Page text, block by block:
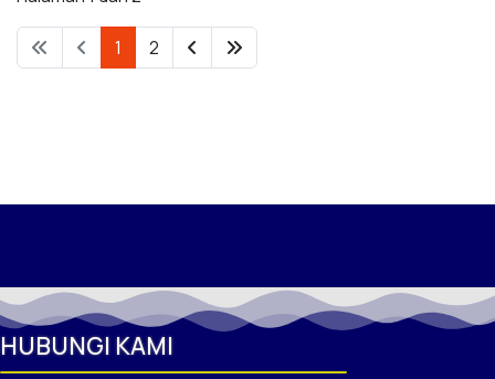
1 2
HUBUNGI KAMI